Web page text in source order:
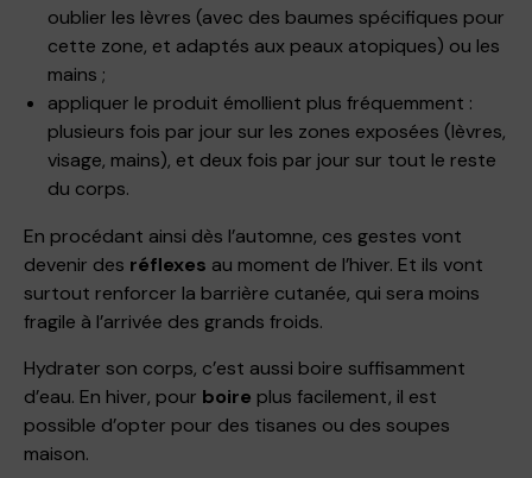
oublier les lèvres (avec des baumes spécifiques pour
cette zone, et adaptés aux peaux atopiques) ou les
mains ;
appliquer le produit émollient plus fréquemment :
plusieurs fois par jour sur les zones exposées (lèvres,
visage, mains), et deux fois par jour sur tout le reste
du corps.
En procédant ainsi dès l’automne, ces gestes vont
devenir des réflexes au moment de l’hiver. Et ils vont
surtout renforcer la barrière cutanée, qui sera moins
fragile à l’arrivée des grands froids.
Hydrater son corps, c’est aussi boire suffisamment
d’eau. En hiver, pour boire plus facilement, il est
possible d’opter pour des tisanes ou des soupes
maison.